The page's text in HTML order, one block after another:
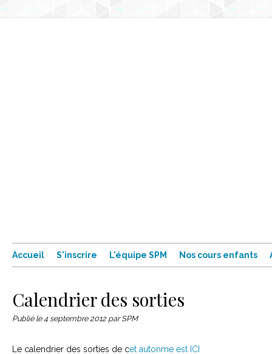
Accueil S'inscrire L'équipe SPM Nos cours enfants
Calendrier des sorties
Publié le4 septembre 2012 par SPM
Le calendrier des sorties de cet autonme est ICI